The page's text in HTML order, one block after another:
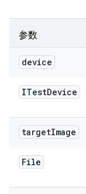
参数
device
ITestDevice
targetImage
File